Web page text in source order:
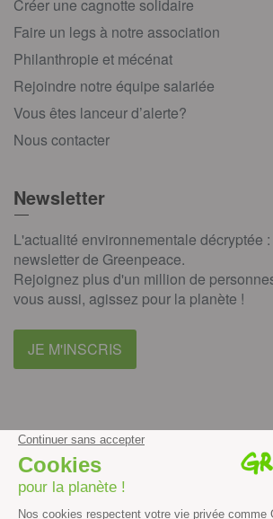
Créer une cagnotte solidaire
Faire un legs à notre association
Philanthropie et mécénat
Rejoindre notre équipe salariée
Vous êtes lanceur d’alerte?
Nous contacter
Newsletter
L'actualité environnementale décryptée
newsletter de Greenpeace.
Rejoignez plus d'un million de
vous aussi, agissez pour la planète !
JE M'INSCRIS